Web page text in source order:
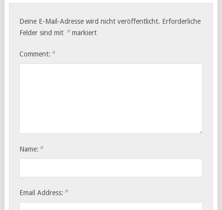
Deine E-Mail-Adresse wird nicht veröffentlicht. Erforderliche
Felder sind mit *markiert
Comment: *
Name: *
Email Address: *